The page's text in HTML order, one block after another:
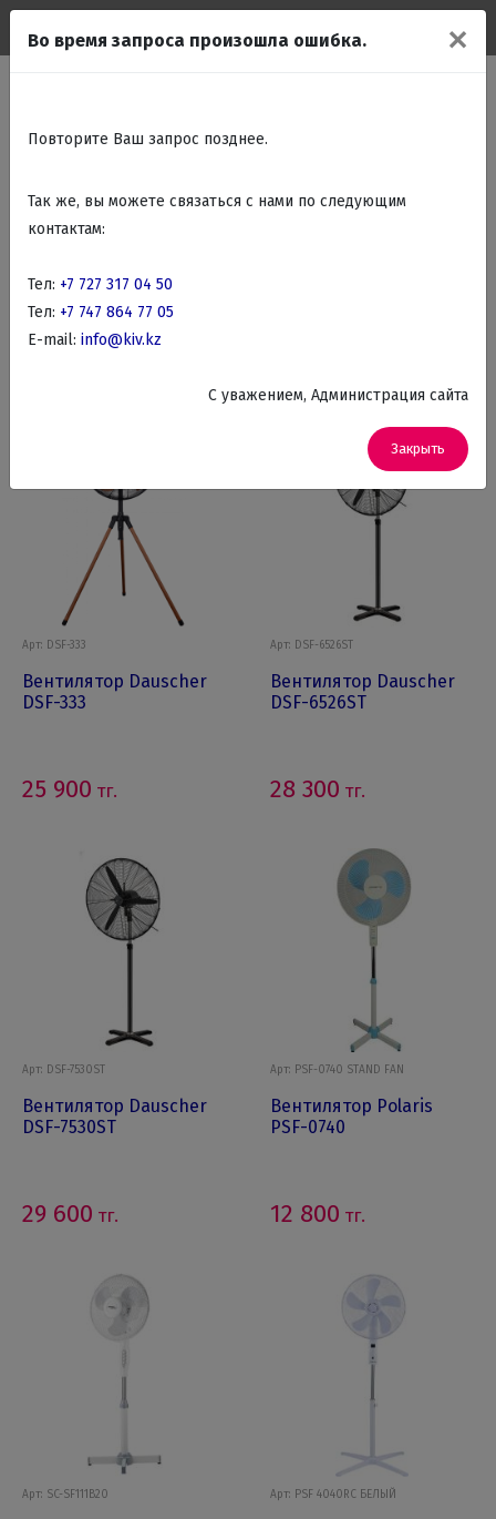
Климатическая техника
Вентиляторы Водонагреватели
Обогревательные приборы
Арт: DSF-333
Вентилятор Dauscher
DSF-333
25 900 тг.
Арт: DSF-6526ST
Вентилятор Dauscher
DSF-6526ST
28 300 тг.
Арт: DSF-7530ST
Вентилятор Dauscher
DSF-7530ST
29 600 тг.
Арт: PSF-0740 STAND FAN
Вентилятор Polaris
PSF-0740
12 800 тг.
Арт: SC-SF111B20 Арт: PSF 4040RC БЕЛЫЙ
✕
Во время запроса произошла ошибка.
Повторите Ваш запрос позднее.
Так же, вы можете связаться с нами по следующим
контактам:
Тел: +7 727 317 04 50
Тел: +7 747 864 77 05
E-mail: info@kiv.kz
C уважением, Администрация сайта
Закрыть